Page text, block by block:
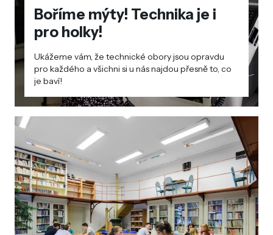
Boříme mýty! Technika je i
pro holky!
Ukážeme vám, že technické obory jsou opravdu
pro každého a všichni si u nás najdou přesně to, co
je baví!